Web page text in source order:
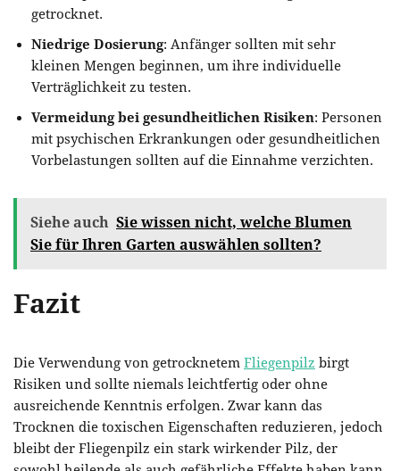
getrocknet.
Niedrige Dosierung: Anfänger sollten mit sehr
kleinen Mengen beginnen, um ihre individuelle
Verträglichkeit zu testen.
Vermeidung bei gesundheitlichen Risiken: Personen
mit psychischen Erkrankungen oder gesundheitlichen
Vorbelastungen sollten auf die Einnahme verzichten.
Siehe auch Sie wissen nicht, welche Blumen
Sie für Ihren Garten auswählen sollten?
Fazit
Die Verwendung von getrocknetem Fliegenpilz birgt
Risiken und sollte niemals leichtfertig oder ohne
ausreichende Kenntnis erfolgen. Zwar kann das
Trocknen die toxischen Eigenschaften reduzieren, jedoch
bleibt der Fliegenpilz ein stark wirkender Pilz, der